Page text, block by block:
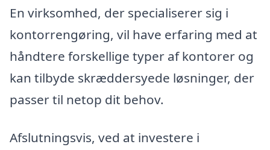
En virksomhed, der specialiserer sig i
kontorrengøring, vil have erfaring med at
håndtere forskellige typer af kontorer og
kan tilbyde skræddersyede løsninger, der
passer til netop dit behov.
Afslutningsvis, ved at investere i